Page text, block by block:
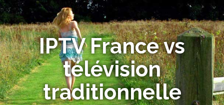
IPTV France vs
télévision
traditionnelle